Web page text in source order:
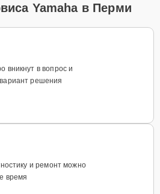
Yamaha в Перми
вникнут в вопрос и
решения
и ремонт можно
время